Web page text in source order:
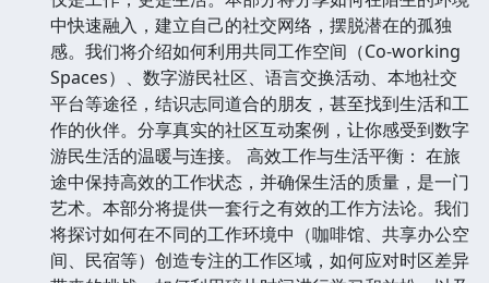
中快速融入，建立自己的社交网络，摆脱潜在的孤独
感。我们将介绍如何利用共同工作空间（Co-working
Spaces）、数字游民社区、语言交换活动、本地社交
平台等途径，结识志同道合的朋友，甚至找到生活和工
作的伙伴。分享真实的社区互动案例，让你感受到数字
游民生活的温暖与连接。 高效工作与生活平衡： 在旅
途中保持高效的工作状态，并确保生活的质量，是一门
艺术。本部分将提供一套行之有效的工作方法论。我们
将探讨如何在不同的工作环境中（咖啡馆、共享办公空
间、民宿等）创造专注的工作区域，如何应对时区差异